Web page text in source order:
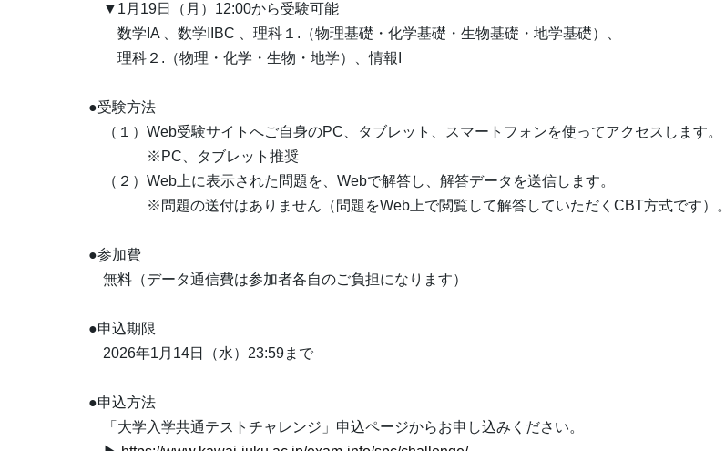
▼1月19日（月）12:00から受験可能
数学IA 、数学IIBC 、理科１.（物理基礎・化学基礎・生物基礎・地学基礎）、
理科２.（物理・化学・生物・地学）、情報I
●受験方法
（１）Web受験サイトへご自身のPC、タブレット、スマートフォンを使ってアクセスします。
※PC、タブレット推奨
（２）Web上に表示された問題を、Webで解答し、解答データを送信します。
※問題の送付はありません（問題をWeb上で閲覧して解答していただくCBT方式です）。
●参加費
無料（データ通信費は参加者各自のご負担になります）
●申込期限
2026年1月14日（水）23:59まで
●申込方法
「大学入学共通テストチャレンジ」申込ページからお申し込みください。